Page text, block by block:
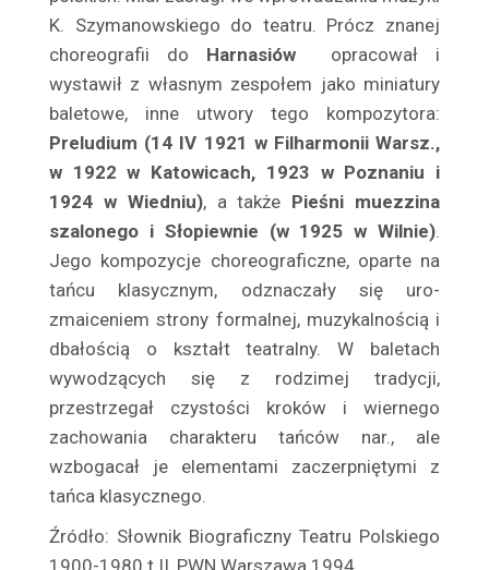
Burke Tadeusz
Burnatowicz Tadeusz
Buszyński Gustaw
Butkiewicz Saturnin
Butrym Seweryn
Buyno – Łoza Halina
Bystrzanowska Helena
Bystrzyńska Maria
Bystrzyński Adam
Bystrzyński Stefan
Carlo Monika
Carnero Irena
Ceranka Hanna
Cerkiewiczówna Olga
Cesarska – Kardasz Cecylia
Cesarski Jan
Chądzyńska Wanda
K. Szymanowskiego do teatru. Prócz znanej
choreografii do Harnasiów
opracował i
wystawił z własnym zespołem jako miniatury
ba­letowe, inne utwory tego kompozytora:
Preludium (14 IV 1921 w Filharmonii Warsz.,
w 1922 w Katowicach, 1923 w Poznaniu i
1924 w Wiedniu), a także Pieśni muezzina
szalonego i Słopiewnie (w 1925 w Wilnie).
Jego kompozycje choreograficzne, oparte na
tańcu klasycznym, odznaczały się uro­
zmaiceniem strony formalnej, muzykalnością i
dba­łością o kształt teatralny. W baletach
wywodzących się z rodzimej tradycji,
przestrzegał czystości kro­ków i wiernego
zachowania charakteru tańców nar., ale
wzbogacał je elementami zaczerpniętymi z
tańca klasycznego.
Źródło: Słownik Biograficzny Teatru Polskiego
1900-1980 t.II, PWN Warszawa 1994